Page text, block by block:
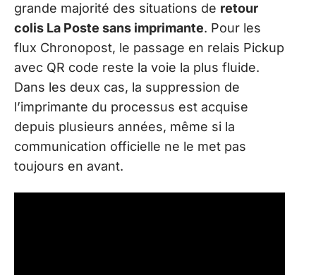
grande majorité des situations de retour
colis La Poste sans imprimante. Pour les
flux Chronopost, le passage en relais Pickup
avec QR code reste la voie la plus fluide.
Dans les deux cas, la suppression de
l’imprimante du processus est acquise
depuis plusieurs années, même si la
communication officielle ne le met pas
toujours en avant.